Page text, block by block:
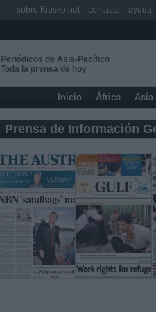
Periódicos de Asia-Pacífico
Toda la prensa de hoy
Inicio África
Prensa de Información
sobre Kiosko.net contacto ayuda